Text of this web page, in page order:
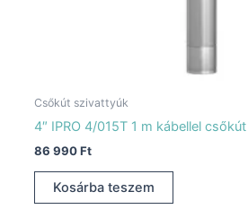
Csőkút szivattyúk
4″ IPRO 4/015T 1 m kábellel
86 990Ft
Kosárba teszem